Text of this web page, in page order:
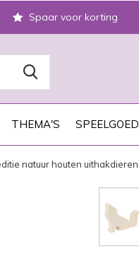
THEMA'S SPEELGOED
Spaar voor korting
natuur houten uithakdieren